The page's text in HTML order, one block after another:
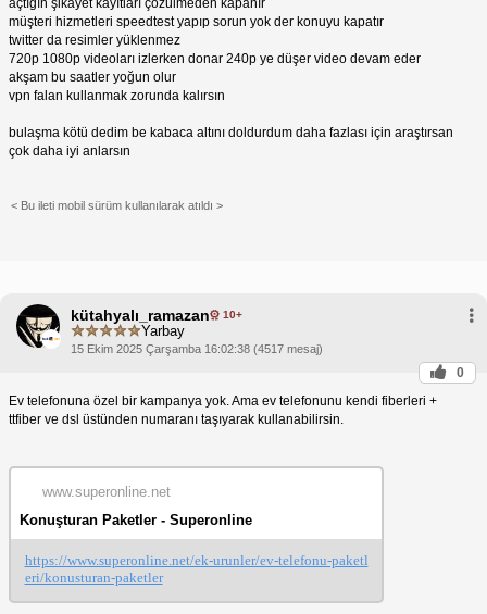
müşteri hizmetleri speedtest yapıp sorun yok der konuyu kapatır
twitter da resimler yüklenmez
720p 1080p videoları izlerken donar 240p ye düşer video devam eder
akşam bu saatler yoğun olur
vpn falan kullanmak zorunda kalırsın
bulaşma kötü dedim be kabaca altını doldurdum daha fazlası için araştırsan
çok daha iyi anlarsın
< Bu ileti mobil sürüm kullanılarak atıldı >
kütahyalı_ramazan 10+
Yarbay
15 Ekim 2025 Çarşamba 16:02:38 (4517 mesaj)
0
Ev telefonuna özel bir kampanya yok. Ama ev telefonunu kendi fiberleri +
ttfiber ve dsl üstünden numaranı taşıyarak kullanabilirsin.
www.superonline.net
Konuşturan Paketler - Superonline
https://www.superonline.net/ek-urunler/ev-telefonu-paketl
eri/konusturan-paketler